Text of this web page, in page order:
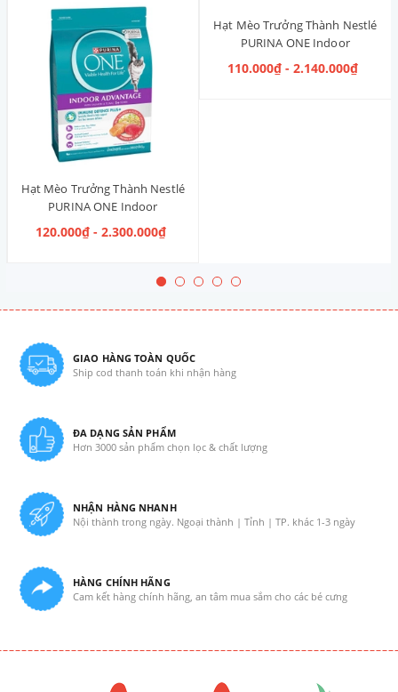
Hạt Mèo Trưởng Thành Nestlé
PURINA ONE Indoor
Advantage Salmon & Tuna [Vị
Cá Hồi & Cá Ngừ]
120.000₫ - 2.300.000₫
Hạt Mèo Trưởng Thành Nestlé
PURINA ONE Indoor
Advantage [Vị Gà]
110.000₫ - 2.140.000₫
GIAO HÀNG TOÀN QUỐC
Ship cod thanh toán khi nhận hàng
ĐA DẠNG SẢN PHẨM
Hơn 3000 sản phẩm chọn lọc & chất lượng
NHẬN HÀNG NHANH
Nội thành trong ngày. Ngoại thành | Tỉnh | TP. khác 1-3 ngày
HÀNG CHÍNH HÃNG
Cam kết hàng chính hãng, an tâm mua sắm cho các bé cưng